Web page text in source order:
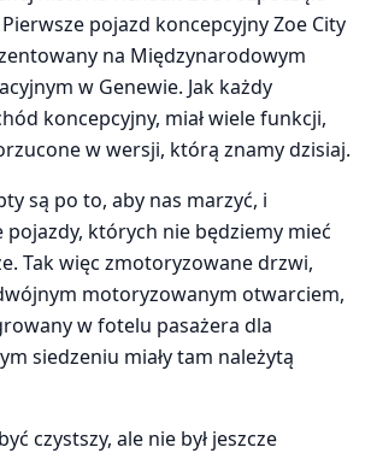
pojazd koncepcyjny Zoe City
na Międzynarodowym
w Genewie. Jak każdy
koncepcyjny, miał wiele funkcji,
w wersji, którą znamy dzisiaj.
są po to, aby nas marzyć, i
pojazdy, których nie będziemy mieć
Tak więc zmotoryzowane drzwi,
motoryzowanym otwarciem,
w fotelu pasażera dla
siedzeniu miały tam należytą
czystszy, ale nie był jeszcze